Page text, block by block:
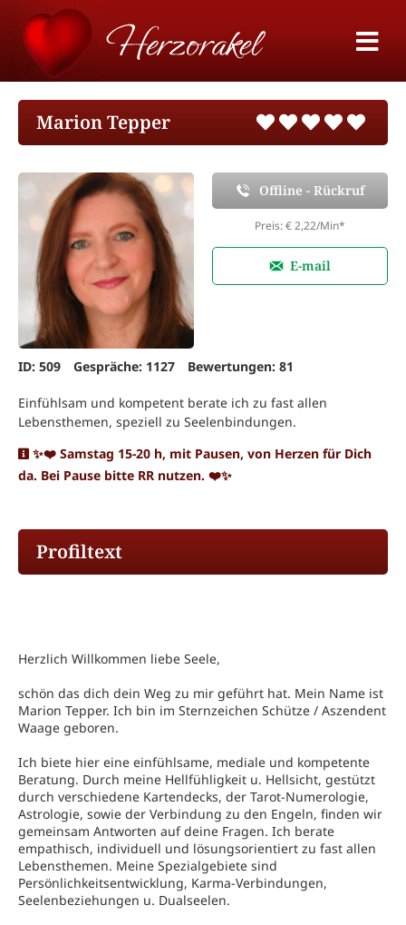
Marion Tepper
Offline - Rückruf
Preis: € 2,22/Min*
E-mail
ID: 509 Gespräche: 1127 Bewertungen: 81
Einfühlsam und kompetent berate ich zu fast allen
Lebensthemen, speziell zu Seelenbindungen.
✨️❤️ Samstag 15-20 h, mit Pausen, von Herzen für Dich
da. Bei Pause bitte RR nutzen. ❤️✨
Profiltext
Herzlich Willkommen liebe Seele,
schön das dich dein Weg zu mir geführt hat. Mein Name ist
Marion Tepper. Ich bin im Sternzeichen Schütze / Aszendent
Waage geboren.
Ich biete hier eine einfühlsame, mediale und kompetente
Beratung. Durch meine Hellfühligkeit u. Hellsicht, gestützt
durch verschiedene Kartendecks, der Tarot-Numerologie,
Astrologie, sowie der Verbindung zu den Engeln, finden wir
gemeinsam Antworten auf deine Fragen. Ich berate
empathisch, individuell und lösungsorientiert zu fast allen
Lebensthemen. Meine Spezialgebiete sind
Persönlichkeitsentwicklung, Karma-Verbindungen,
Seelenbeziehungen u. Dualseelen.